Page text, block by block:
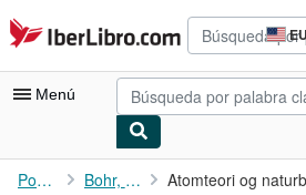
Pasar al contenido principal
IberLibro.com
de
Menú
Mi cuenta
Portada Bohr, Niels: